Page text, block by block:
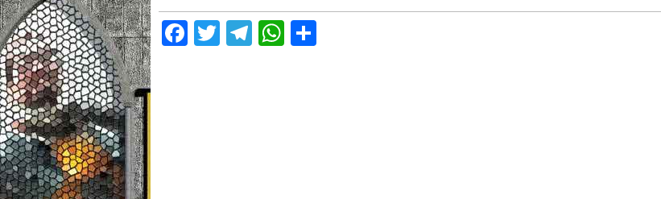
Facebook
TwitterTelegram
WhatsApp